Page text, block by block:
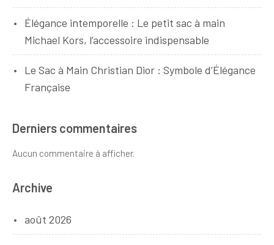
Élégance intemporelle : Le petit sac à main
Michael Kors, l’accessoire indispensable
Le Sac à Main Christian Dior : Symbole d’Élégance
Française
Derniers commentaires
Aucun commentaire à afficher.
Archive
août 2026